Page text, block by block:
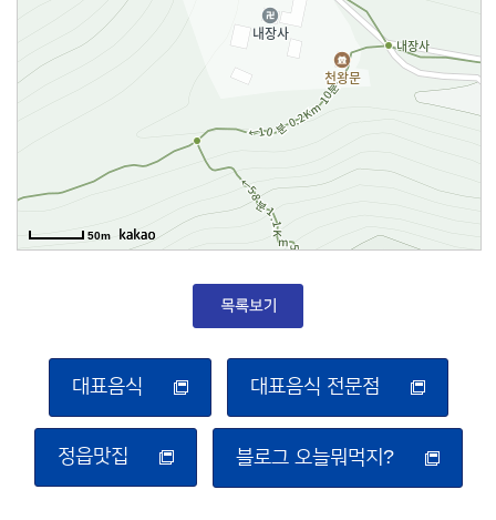
50m
대표음식 대표음식 전문점
정읍맛집 블로그 오늘뭐먹지?